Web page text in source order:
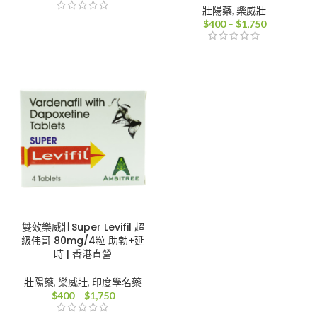
壯陽藥, 樂威壯
$400 – $1,750價
雙效樂威壯Super Levifil 超
級伟哥 80mg/4粒 助勃+延
時 | 香港直營
壯陽藥, 樂威壯, 印度學名藥
$400 – $1,750價